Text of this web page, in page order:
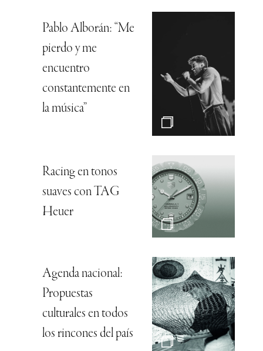
Pablo Alborán: “Me
pierdo y me
encuentro
constantemente en
la música”
Racing en tonos
suaves con TAG
Heuer
Agenda nacional:
Propuestas
culturales en todos
los rincones del país